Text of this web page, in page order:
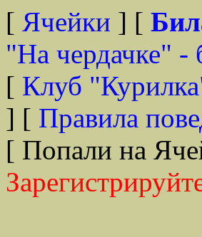
[ Ячейки ] [
"На чердачке" -
[ Клуб
] [ Правила
[ Попали на